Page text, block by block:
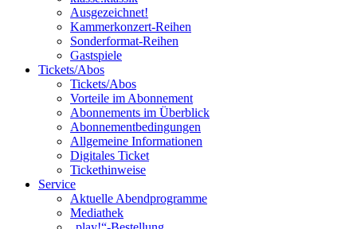
Ausgezeichnet!
Kammerkonzert-Reihen
Sonderformat-Reihen
Gastspiele
Tickets/Abos
Tickets/Abos
Vorteile im Abonnement
Abonnements im Überblick
Abonnement­bedingungen
Allgemeine Informationen
Digitales Ticket
Ticket­hinweise
Service
Aktuelle Abendprogramme
Mediathek